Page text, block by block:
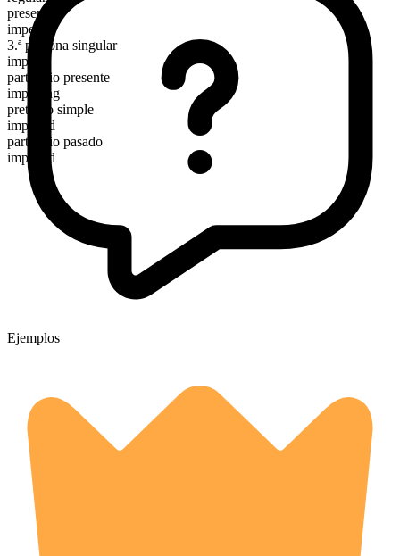
presente
impel
3.ª persona singular
impels
participio presente
impelling
pretérito simple
impelled
participio pasado
impelled
Ejemplos